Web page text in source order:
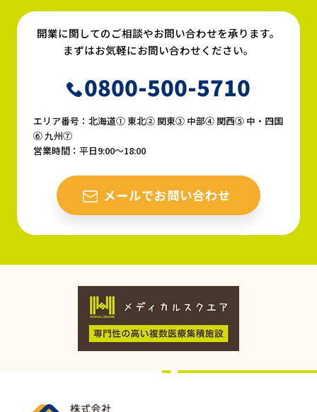
開業に関してのご相談やお問い合わせを承ります。
まずはお気軽にお問い合わせください。
0800-500-5710
エリア番号：北海道① 東北② 関東③ 中部④ 関西⑤ 中・四国
⑥ 九州⑦
営業時間：平日9:00〜18:00
メールでお問い合わせ